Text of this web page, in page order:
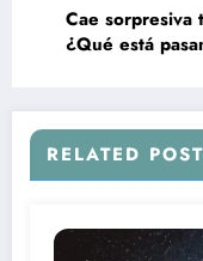
Cae sorpresiva
¿Qué está
RELATED